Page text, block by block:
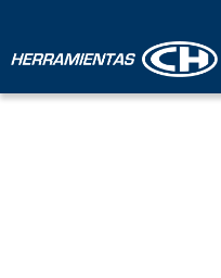
¡Póngase en contacto!
Estamos para servirle.